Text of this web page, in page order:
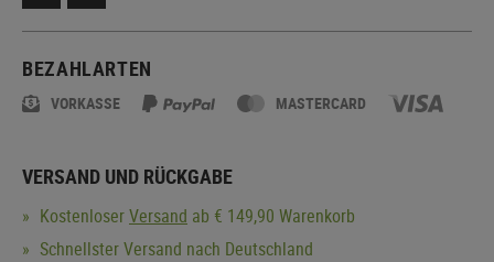
BEZAHLARTEN
VORKASSE MASTERCARD
VERSAND UND RÜCKGABE
KostenloserVersand ab € 149,90 Warenkorb
Schnellster Versand nach Deutschland